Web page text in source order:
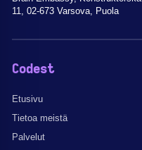
11, 02-673 Varsova, Puola
Codest
Etusivu
Tietoa meistä
Palvelut